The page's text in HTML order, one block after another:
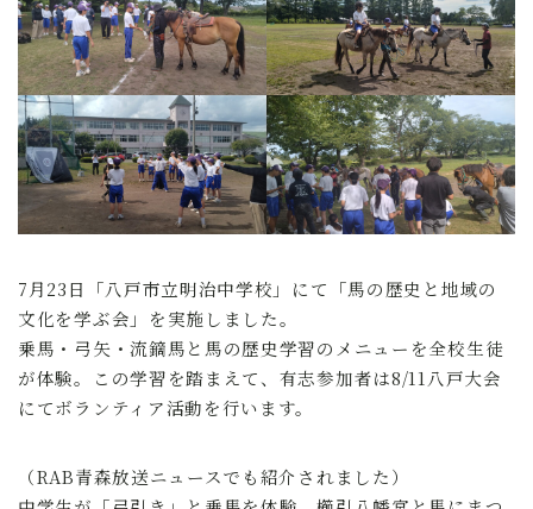
全国スポーツ流鏑馬八戸大会実行委員会
7月23日「八戸市立明治中学校」にて「馬の歴史と地域の
文化を学ぶ会」を実施しました。
乗馬・弓矢・流鏑馬と馬の歴史学習のメニューを全校生徒
が体験。この学習を踏まえて、有志参加者は8/11八戸大会
にてボランティア活動を行います。
（RAB青森放送ニュースでも紹介されました）